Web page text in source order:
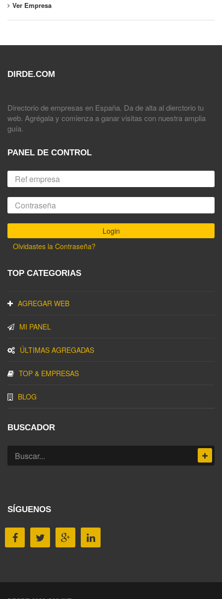
Ver Empresa
DIRDE.COM
Directorio de empresas en España. Da de alta al dierctorio tu
web. Agrégala y comienza a ganar visitas con nuestra amplia
guía.
PANEL DE CONTROL
Olvidastes la Contraseña?
TOP CATEGORIAS
AGREGAR WEB
MI PANEL
ÚLTIMAS AGREGADAS
TOP & EMPRESAS
BLOG
BUSCADOR
SÍGUENOS